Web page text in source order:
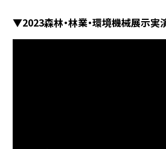
▼2023森林・林業・環境機械展示実